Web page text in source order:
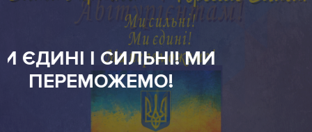
АБІТУРІЄНТАМ